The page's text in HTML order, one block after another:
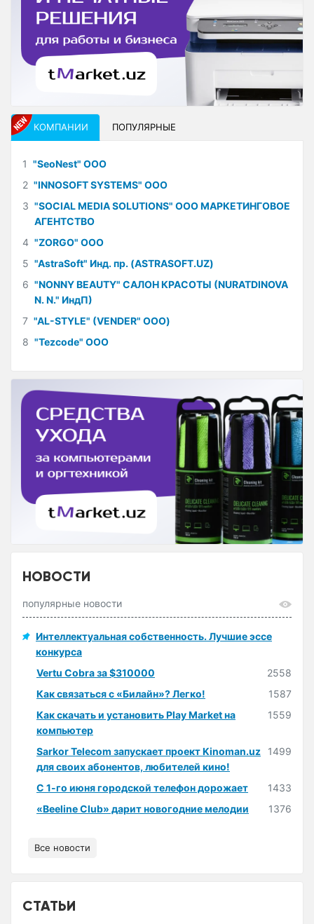
КОМПАНИИ ПОПУЛЯРНЫЕ
1 "SeoNest" ООО
2 "INNOSOFT SYSTEMS" ООО
3 "SOCIAL MEDIA SOLUTIONS" ООО МАРКЕТИНГОВОЕ
АГЕНТСТВО
4 "ZORGO" ООО
5 "AstraSoft" Инд. пр. (ASTRASOFT.UZ)
6 "NONNY BEAUTY" САЛОН КРАСОТЫ (NURATDINOVA
N. N." ИндП)
7 "AL-STYLE" (VENDER" ООО)
8 "Tezcode" ООО
НОВОСТИ
популярные новости
Интеллектуальная собственность. Лучшие эссе
конкурса
Vertu Cobra за $310000
2558
Как связаться с «Билайн»? Легко!
1587
Как скачать и установить Play Market на
компьютер
1559
Sarkor Telecom запускает проект Kinoman.uz
для своих абонентов, любителей кино!
1499
С 1-го июня городской телефон дорожает
1433
«Beeline Club» дарит новогодние мелодии
1376
Все новости
СТАТЬИ